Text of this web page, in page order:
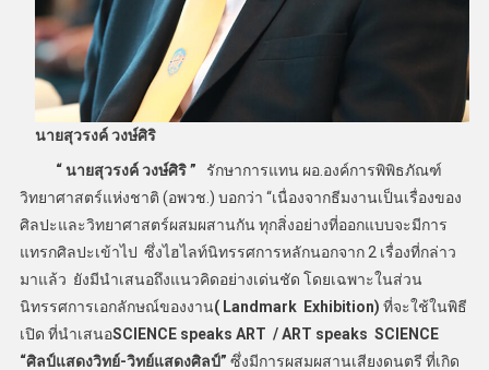
นายสุวรงค์ วงษ์ศิริ
“ นายสุวรงค์ วงษ์ศิริ ” รักษาการแทน ผอ.องค์การพิพิธภัณฑ์
วิทยาศาสตร์แห่งชาติ (อพวช.) บอกว่า “เนื่องจากธีมงานเป็นเรื่องของ
ศิลปะและวิทยาศาสตร์ผสมผสานกัน ทุกสิ่งอย่างที่ออกแบบจะมีการ
แทรกศิลปะเข้าไป ซึ่งไฮไลท์นิทรรศการหลักนอกจาก 2 เรื่องที่กล่าว
มาแล้ว ยังมีนำเสนอถึงแนวคิดอย่างเด่นชัด โดยเฉพาะในส่วน
นิทรรศการเอกลักษณ์ของงาน( Landmark Exhibition) ที่จะใช้ในพิธี
เปิด ที่นำเสนอSCIENCE speaks ART / ART speaks SCIENCE
“ศิลป์แสดงวิทย์-วิทย์แสดงศิลป์” ซึ่งมีการผสมผสานเสียงดนตรี ที่เกิด